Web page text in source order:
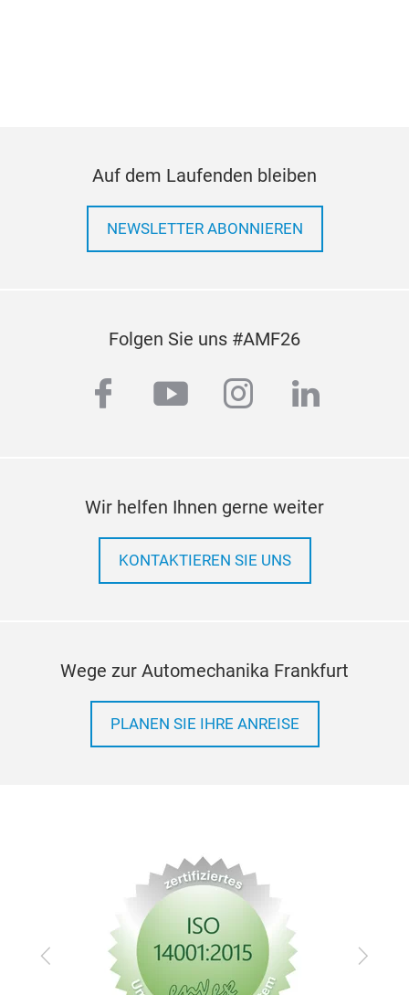
Auf dem Laufenden bleiben
NEWSLETTER ABONNIEREN
Folgen Sie uns #AMF26
facebook
youtubeinstagram
linkedin
Wir helfen Ihnen gerne weiter
KONTAKTIEREN SIE UNS
Wege zur Automechanika Frankfurt
PLANEN SIE IHRE ANREISE
Zurück Vor